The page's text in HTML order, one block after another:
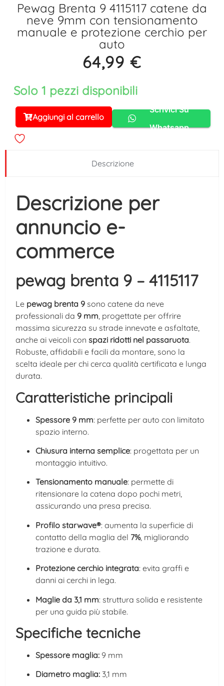
Pewag Brenta 9 4115117 catene da
neve 9mm con tensionamento
manuale e protezione cerchio per
auto
64,99 €
Solo 1 pezzi disponibili
Aggiungi al carrello
Alternative:
Scrivici Su
Whatsapp
Descrizione
Descrizione per
annuncio e-
commerce
pewag brenta 9 – 4115117
Le pewag brenta 9 sono catene da neve
professionali da 9 mm, progettate per offrire
massima sicurezza su strade innevate e asfaltate,
anche ai veicoli con spazi ridotti nel passaruota.
Robuste, affidabili e facili da montare, sono la
scelta ideale per chi cerca qualità certificata e lunga
durata.
Caratteristiche principali
Spessore 9 mm: perfette per auto con limitato
spazio interno.
Chiusura interna semplice: progettata per un
montaggio intuitivo.
Tensionamento manuale: permette di
ritensionare la catena dopo pochi metri,
assicurando una presa precisa.
Profilo starwave®: aumenta la superficie di
contatto della maglia del 7%, migliorando
trazione e durata.
Protezione cerchio integrata: evita graffi e
danni ai cerchi in lega.
Maglie da 3,1 mm: struttura solida e resistente
per una guida più stabile.
Specifiche tecniche
Spessore maglia: 9 mm
Diametro maglia: 3,1 mm